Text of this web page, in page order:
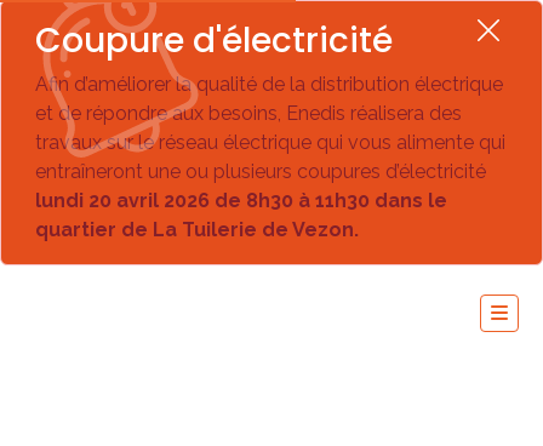
Coupure d'électricité
Afin d’améliorer la qualité de la distribution électrique
et de répondre aux besoins, Enedis réalisera des
travaux sur le réseau électrique qui vous alimente qui
entraîneront une ou plusieurs coupures d’électricité
lundi 20 avril 2026 de 8h30 à 11h30 dans le
quartier de La Tuilerie de Vezon.